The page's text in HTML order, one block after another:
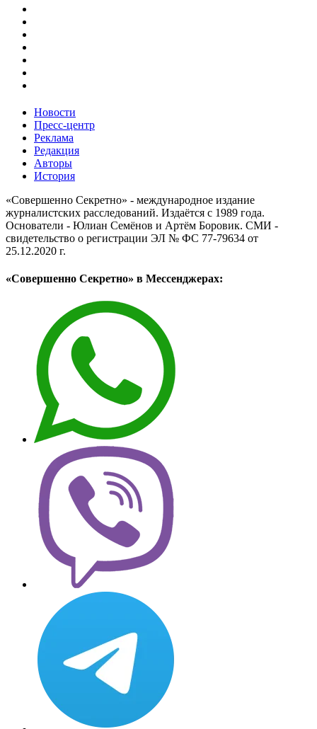
Новости
Пресс-центр
Реклама
Редакция
Авторы
История
«Совершенно Секретно» - международное издание
журналистских расследований. Издаётся с 1989 года.
Основатели - Юлиан Семёнов и Артём Боровик. CМИ -
свидетельство о регистрации ЭЛ № ФС 77-79634 от
25.12.2020 г.
«Совершенно Секретно» в Мессенджерах: